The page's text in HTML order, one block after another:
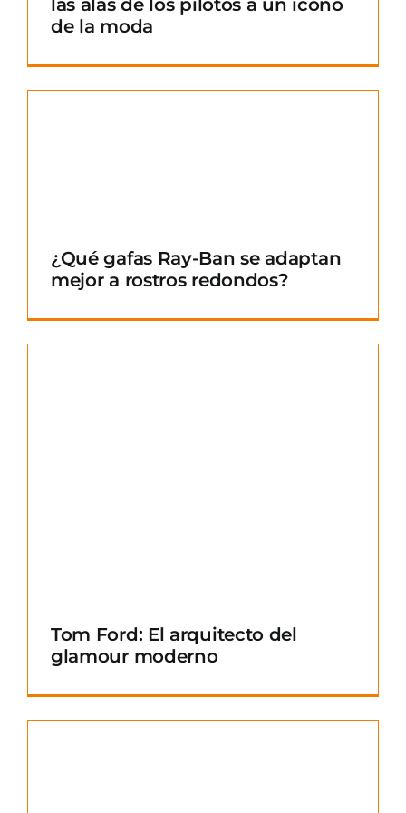
de la moda
¿Qué gafas Ray-Ban se adaptan
mejor a rostros redondos?
Tom Ford: El arquitecto del
glamour moderno